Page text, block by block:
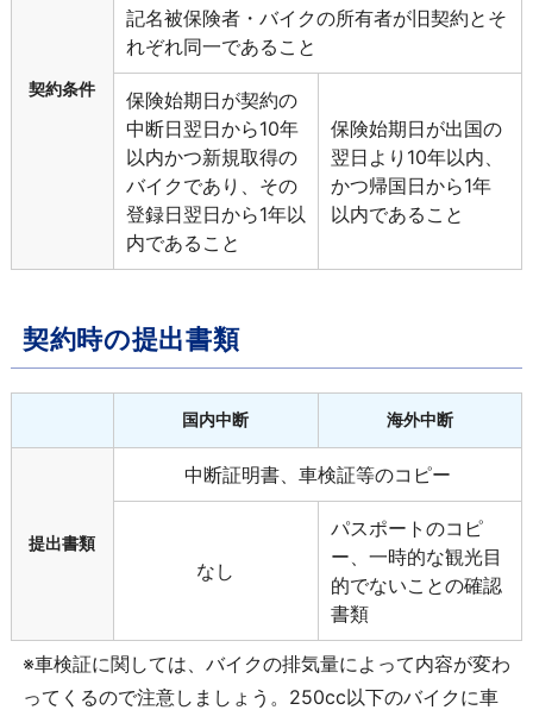
契約条件
記名被保険者・バイクの所有者が旧契約とそ
れぞれ同一であること
保険始期日が契約の
中断日翌日から10年
以内かつ新規取得の
バイクであり、その
登録日翌日から1年以
内であること
保険始期日が出国の
翌日より10年以内、
かつ帰国日から1年
以内であること
契約時の提出書類
国内中断 海外中断
提出書類
中断証明書、車検証等のコピー
なし
パスポートのコピ
ー、一時的な観光目
的でないことの確認
書類
※車検証に関しては、バイクの排気量によって内容が変わ
ってくるので注意しましょう。250cc以下のバイクに車